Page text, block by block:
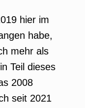
hier im
habe,
mehr als
Teil dieses
2008
seit 2021